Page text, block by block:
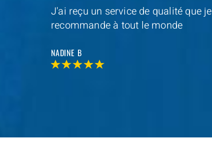
Depannage Servicess'est occupé du
remplacement de ma serrure et le
MAXIME D